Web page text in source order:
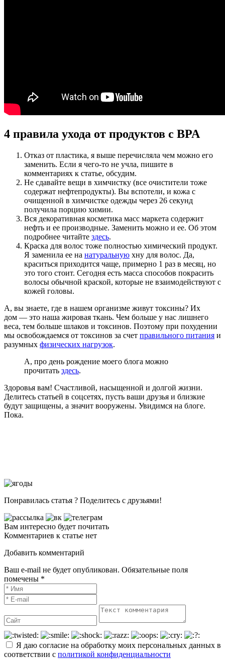
4 правила ухода от продуктов с BPA
Отказ от пластика, я выше перечисляла чем можно его
заменить. Если я чего-то не учла, пишите в
комментариях к статье, обсудим.
Не сдавайте вещи в химчистку (все очистители тоже
содержат нефтепродукты). Вы вспотели, и кожа с
очищенной в химчистке одежды через 26 секунд
получила порцию химии.
Вся декоративная косметика масс маркета содержит
нефть и ее производные. Заменить можно и ее. Об этом
подробнее читайте здесь.
Краска для волос тоже полностью химический продукт.
Я заменила ее на натуральную хну для волос. Да,
краситься приходится чаще, примерно 1 раз в месяц, но
это того стоит. Сегодня есть масса способов покрасить
волосы обычной краской, которые не взаимодействуют с
кожей головы.
А, вы знаете, где в нашем организме живут токсины? Их
дом — это наша жировая ткань. Чем больше у нас лишнего
веса, тем больше шлаков и токсинов. Поэтому при похудении
мы освобождаемся от токсинов за счет правильного питания и
разумных физических нагрузок.
А, про день рождение моего блога можно
прочитать здесь.
Здоровья вам! Счастливой, насыщенной и долгой жизни.
Делитесь статьей в соцсетях, пусть ваши друзья и близкие
будут защищены, а значит вооружены. Увидимся на блоге.
Пока.
Понравилась статья ? Поделитесь с друзьями!
Вам интересно будет почитать
Комментариев к статье нет
Добавить комментарий
Ваш e-mail не будет опубликован. Обязательные поля
помечены *
Я даю согласие на обработку моих персональных данных в
соответствии с политикой конфиденциальности